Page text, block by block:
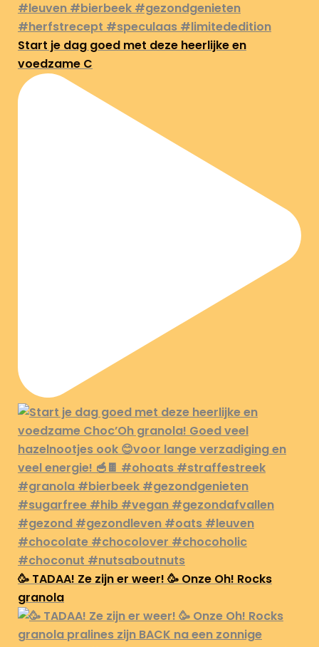
Start je dag goed met deze heerlijke en
voedzame C
🥳 TADAA! Ze zijn er weer! 🥳 Onze Oh! Rocks
granola